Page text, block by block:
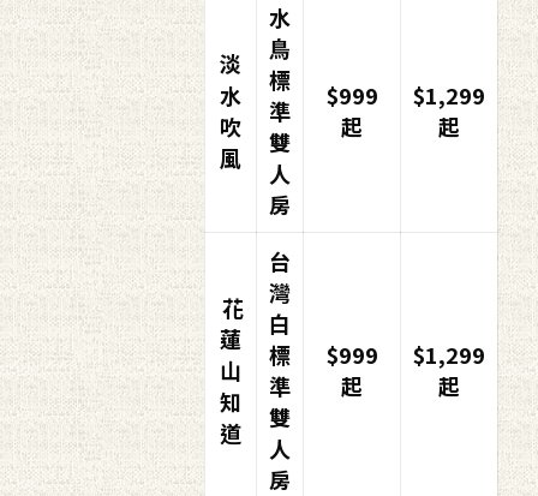
淡
水
吹
風
水
鳥
標
準
雙
人
房
$999
起
$1,299
起
花
蓮
山
知
道
台
灣
白
標
準
雙
人
房
$999
起
$1,299
起